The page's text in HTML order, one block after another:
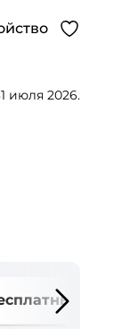
июля 2026.